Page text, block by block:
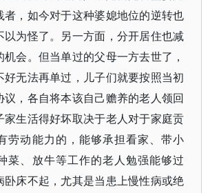
者，如今对于这种婆媳地位的逆转也
以为怪了。另一方面，分开居住也减
会。但当单过的父母一方去世了，
好无法再单过，儿子们就要按照当初
议，各自将本该自己赡养的老人领回
家生活得好坏取决于老人对于家庭贡
劳动能力的，能够承担看家、带小
菜、放牛等工作的老人勉强能够过
卧床不起，尤其是当患上慢性病或绝